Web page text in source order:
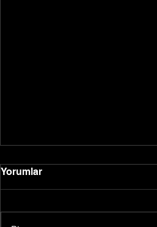
Yorumlar